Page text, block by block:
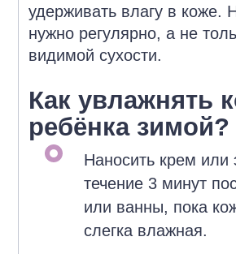
удерживать влагу в коже.
нужно регулярно, а не
видимой сухости.
Как увлажнять
ребёнка зимой?
Наносить крем или
течение 3 минут
или ванны, пока
слегка влажная.